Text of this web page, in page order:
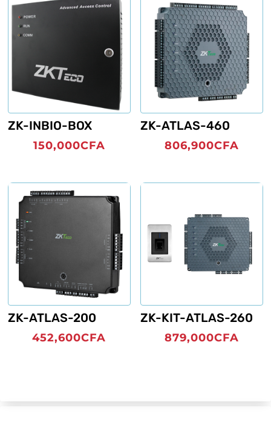
ZK-INBIO-BOX
150,000CFA
ZK-ATLAS-460
806,900CFA
ZK-ATLAS-200
452,600CFA
ZK-KIT-ATLAS-260
879,000CFA